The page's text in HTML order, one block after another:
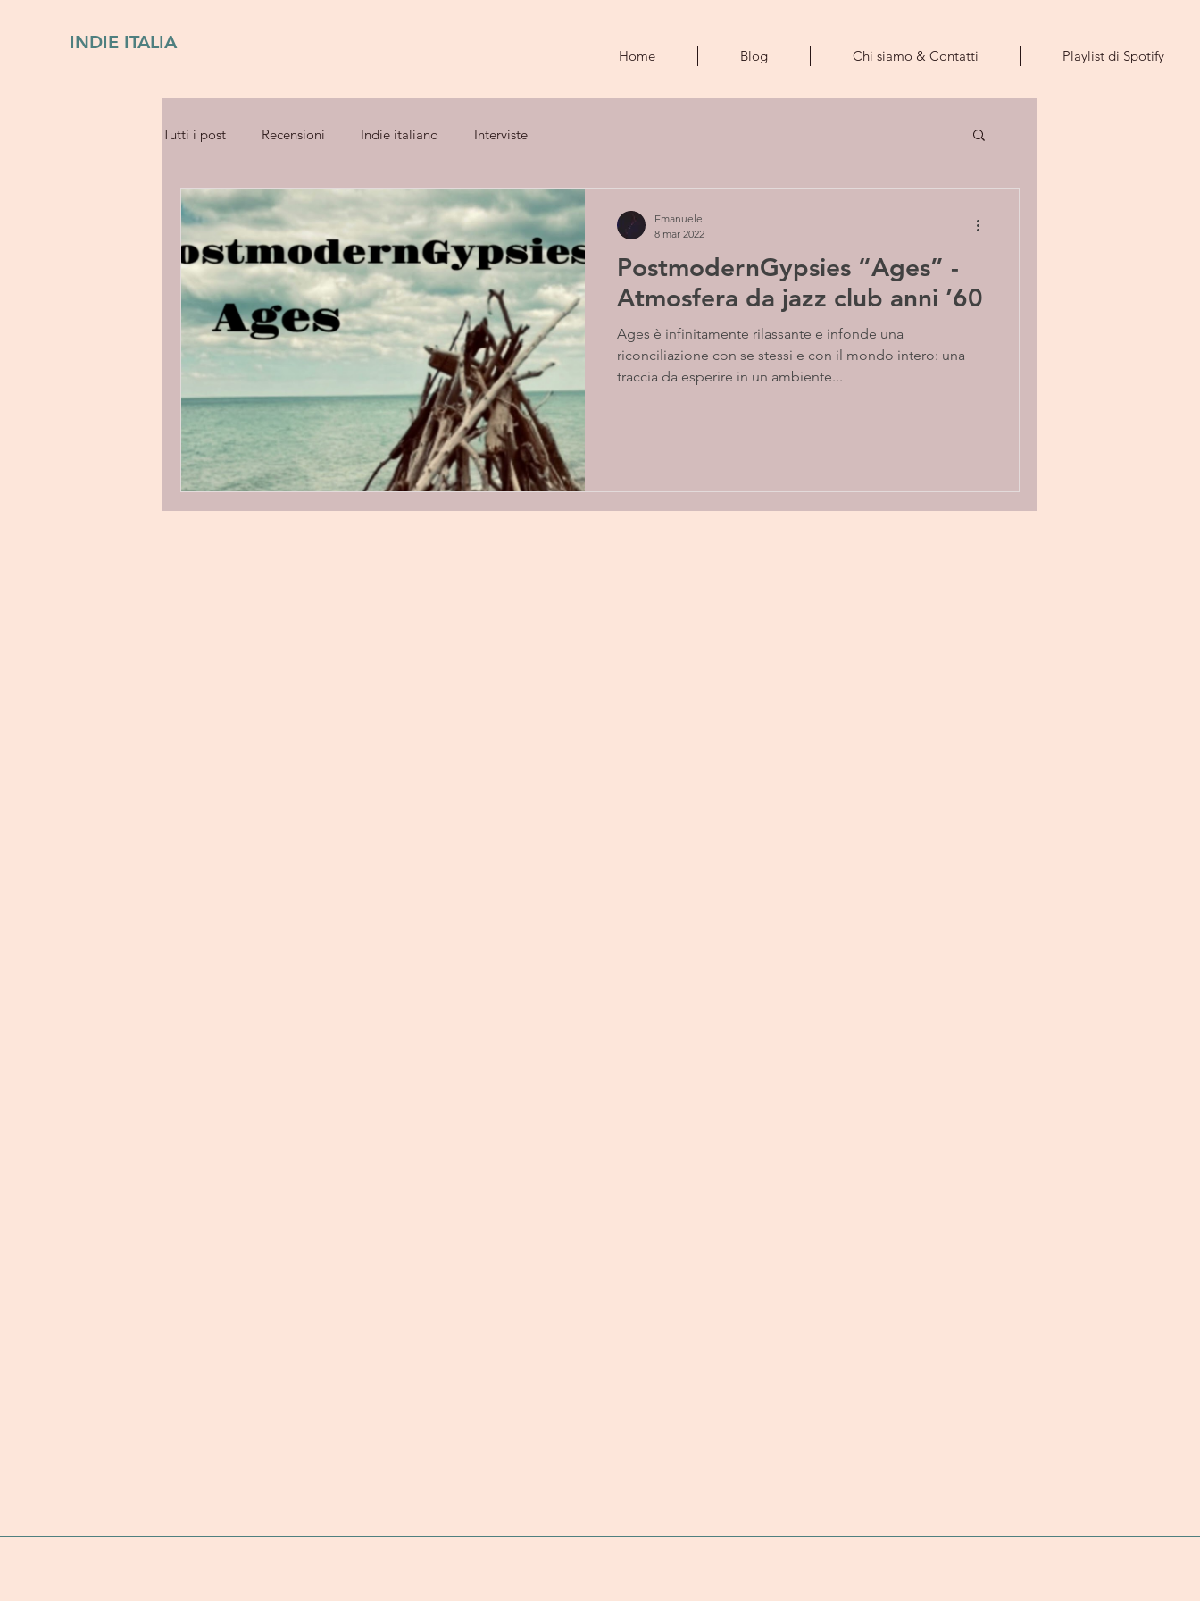
INDIE ITALIA
Home Blog Chi siamo & Contatti Playlist di Spotify
Tutti i post Recensioni Indie italiano Interviste
PostmodernGypsies “Ages” -
Atmosfera da jazz club anni ’60
Ages è infinitamente rilassante e infonde una
riconciliazione con se stessi e con il mondo intero: una
traccia da esperire in un ambiente...
Emanuele
8 mar 2022